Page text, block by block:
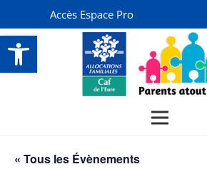
Ouvrir la barre d’outils
Accès Espace Pro
« Tous les Évènements